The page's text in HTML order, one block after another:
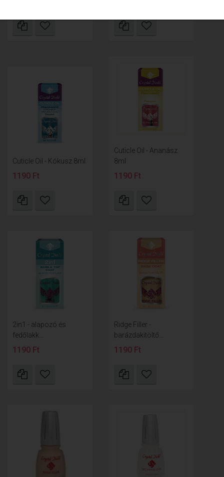
Cuticle Oil - Kókusz 8ml
1190 Ft
Cuticle Oil - Ananász
8ml
1190 Ft
2in1 - alapozó és
fedőlakk...
1190 Ft
Ridge Filler -
barázdakitöltő...
1190 Ft